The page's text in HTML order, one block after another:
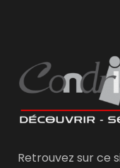
Retrouvez sur ce